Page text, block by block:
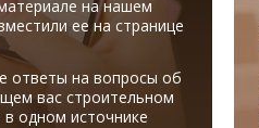
на нашем
ее на странице
ответы на вопросы об
вас строительном
одном источнике